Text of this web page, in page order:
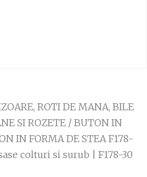
ROTI DE MANA, BILE
SI ROZETE / BUTON IN
IN FORMA DE STEA F178-
colturi si surub | F178-30